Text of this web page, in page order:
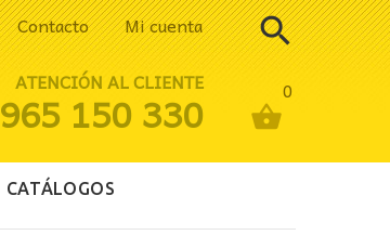
Contacto Mi cuenta
0
ATENCIÓN AL CLIENTE
965 150 330
CATÁLOGOS